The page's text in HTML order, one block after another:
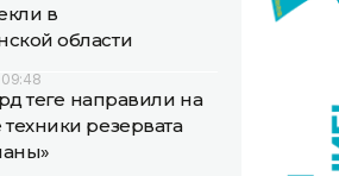
в
области
09:48
теңге направили на
резервата